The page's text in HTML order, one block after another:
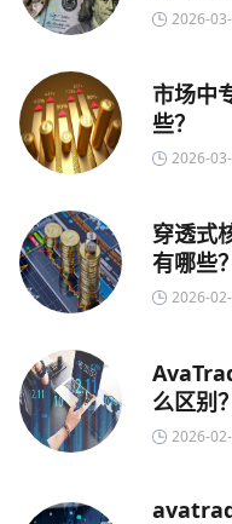
2026-
市场中
些？
2026-
穿透式
有哪些？
2026-
么区别？
2026-